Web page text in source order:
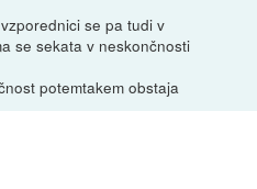
se pa tudi v
se sekata v neskončnosti
potemtakem obstaja